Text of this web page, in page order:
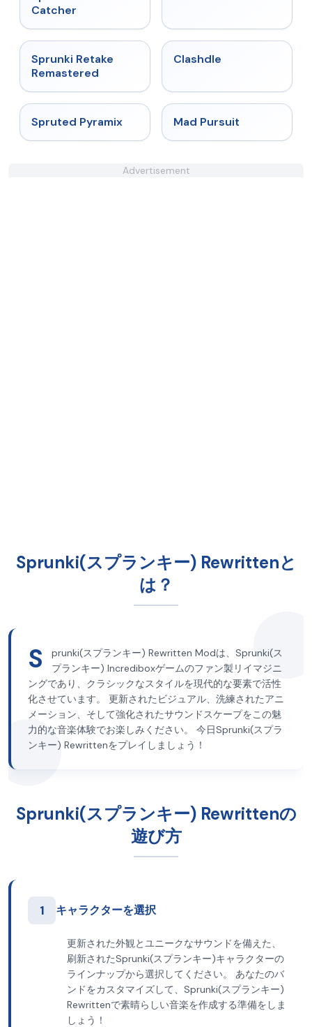
Catcher
Sprunki Retake
Remastered
Clashdle
★ 4.9
Spruted Pyramix Mad Pursuit
Advertisement
Sprunki(スプランキー) Rewrittenと
は？
S
prunki(スプランキー) Rewritten Modは、Sprunki(ス
プランキー) Incrediboxゲームのファン製リイマジニ
ングであり、クラシックなスタイルを現代的な要素で活性
化させています。 更新されたビジュアル、洗練されたアニ
メーション、そして強化されたサウンドスケープをこの魅
力的な音楽体験でお楽しみください。 今日Sprunki(スプラ
ンキー) Rewrittenをプレイしましょう！
Sprunki(スプランキー) Rewrittenの
遊び方
1 キャラクターを選択
更新された外観とユニークなサウンドを備えた、
刷新されたSprunki(スプランキー)キャラクターの
ラインナップから選択してください。 あなたのバ
ンドをカスタマイズして、Sprunki(スプランキー)
Rewrittenで素晴らしい音楽を作成する準備をしま
しょう！